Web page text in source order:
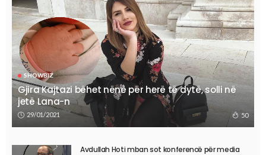
SHOWBIZ
Gjira Kajtazi bëhet nënë për herë të dytë, solli në
jetë Lana-n
29/01/2021 50
Avdullah Hoti mban sot konferencë për media